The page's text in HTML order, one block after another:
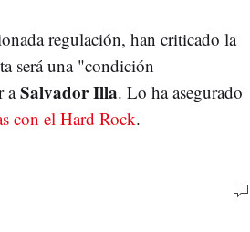
regulación, han criticado la
será una "condición
aSalvador Illa. Lo ha asegurado
con el Hard Rock.